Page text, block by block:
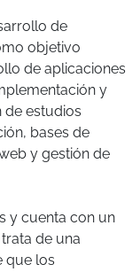
de
objetivo
de aplicaciones
y
de estudios
bases de
y gestión de
y cuenta con un
de una
que los